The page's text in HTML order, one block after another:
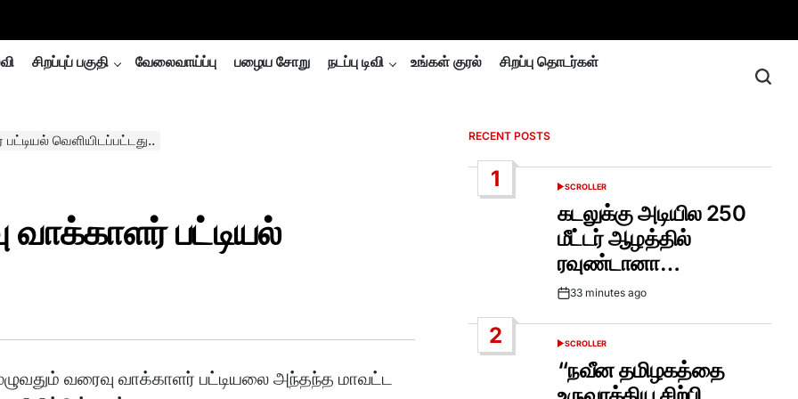
சிறப்புப் பகுதி வேலைவாய்ப்பு பழைய சோறு நடப்பு டிவி உங்கள் குரல் சிறப்பு தொடர்கள்
வெளியிடப்பட்டது..
வாக்காளர் பட்டியல்
வரைவு வாக்காளர் பட்டியலை அந்தந்த மாவட்ட
RECENT POSTS
1
POSTED
SCROLLER
கடலுக்கு அடியில 250
மீட்டர் ஆழத்தில்
ரவுண்டானா…
Post33 minutes ago
2
POSTED
SCROLLER
“நவீன தமிழகத்தை